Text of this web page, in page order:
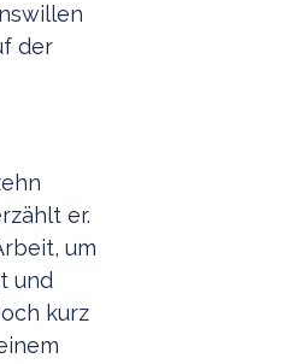
der
er.
um
und
kurz